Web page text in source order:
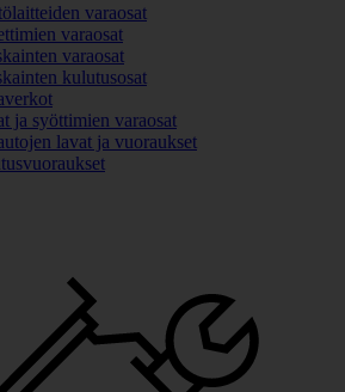
varaosat
varaosat
varaosat
kulutusosat
ja syöttimien varaosat
lavat ja vuoraukset